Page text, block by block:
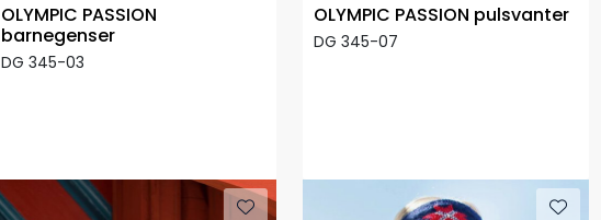
OLYMPIC PASSION
barnegenser
DG 345-03
OLYMPIC PASSION pulsvanter
DG 345-07